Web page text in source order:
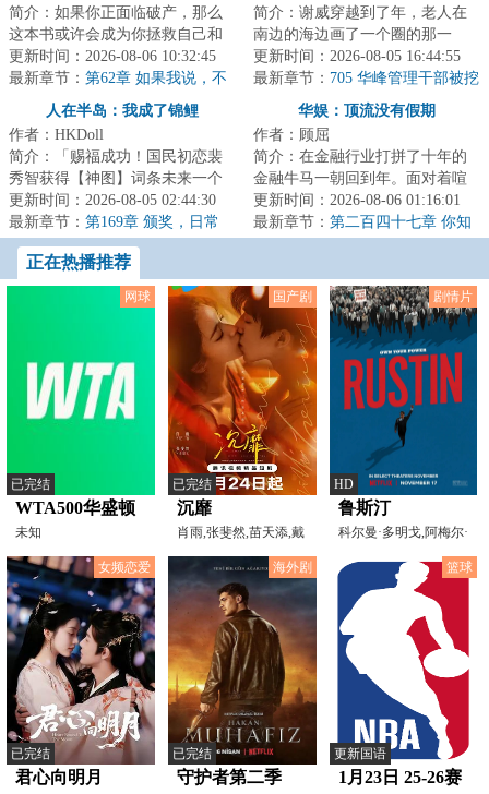
简介：如果你正面临破产，那么
这本书或许会成为你拯救自己和
家庭的指导手册。---...
更新时间：2026-08-06 10:32:45
最新章节： 第62章 如果我说，不
是我，你信吗？
简介：谢威穿越到了年，老人在
南边的海边画了一个圈的那一
年，也是恢复高考的第二年。了
解时代发展脉络的...
更新时间：2026-08-05 16:44:55
最新章节： 705 华峰管理干部被挖
走一半，国际巨头的釜底抽薪之
人在半岛：我成了锦鲤
作者：HKDoll
简介：「赐福成功！国民初恋裴
秀智获得【神图】词条未来一个
月镜头表现力max，直拍神图出圈
概率暴涨！」...
更新时间：2026-08-05 02:44:30
最新章节： 第169章 颁奖，日常
华娱：顶流没有假期
作者：顾屈
简介：在金融行业打拼了十年的
金融牛马一朝回到年。面对着喧
喧扰扰的世界，江白咧嘴一笑。
金融？狗都不干...
更新时间：2026-08-06 01:16:01
最新章节： 第二百四十七章 你知
正在热播推荐
网球
已完结
WTA500华盛顿
站女单第二轮 施
耐德2-0波塔波娃
20260731
未知
国产剧
已完结
沉靡
肖雨,张斐然,苗天添,戴
萌,陈思予,朱添博,周
剧情片
HD
鲁斯汀
科尔曼·多明戈,阿梅尔·
女频恋爱
已完结
君心向明月
海外剧
已完结
守护者第二季
篮球
更新国语
1月23日 25-26赛